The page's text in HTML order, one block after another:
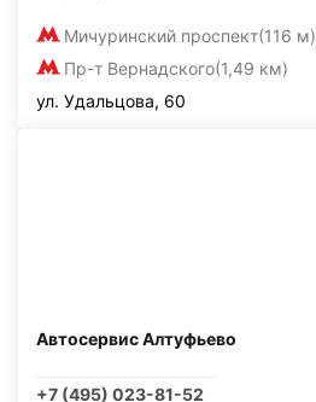
Мичуринский проспект(116 м)
Пр-т Вернадского(1,49 км)
ул. Удальцова, 60
Автосервис Алтуфьево
+7 (495) 023-81-52